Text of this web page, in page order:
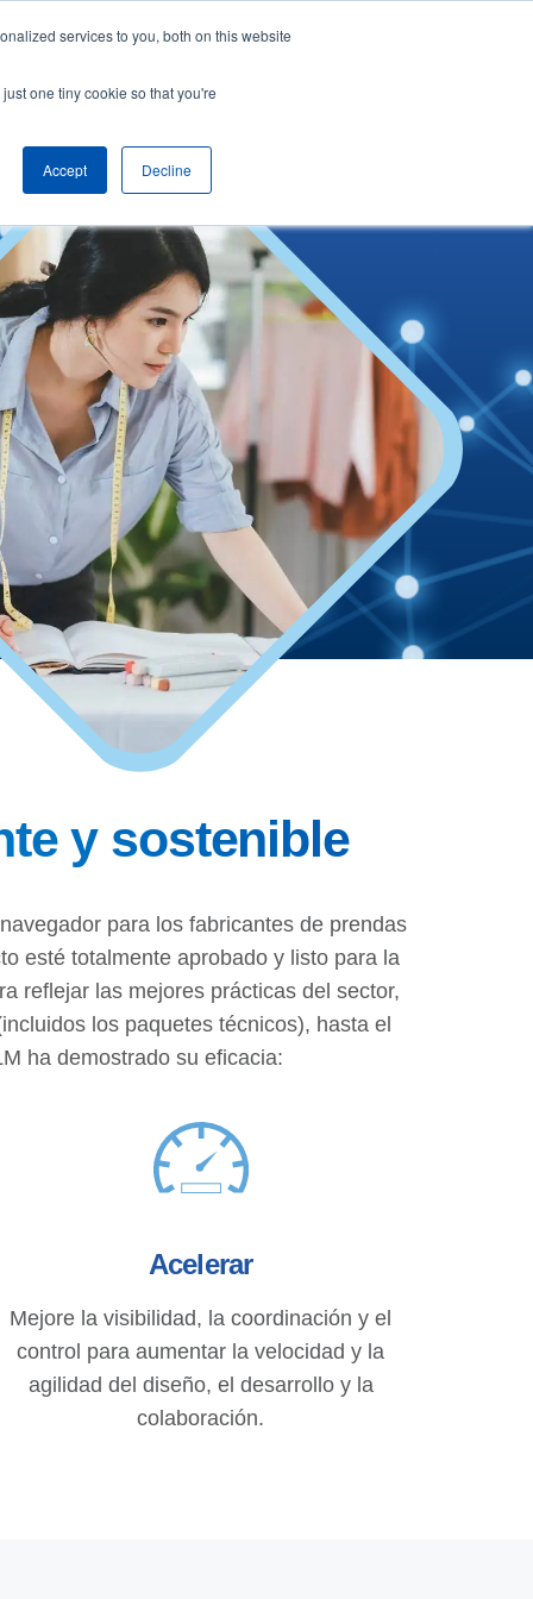
services to you, both on this website
one tiny cookie so that you're
Accept Decline
con
y sostenible
para los fabricantes de prendas
esté totalmente aprobado y listo para la
reflejar las mejores prácticas del sector,
los paquetes técnicos), hasta el
ha demostrado su eficacia:
Acelerar
Mejore la visibilidad, la coordinación y el
control para aumentar la velocidad y la
agilidad del diseño, el desarrollo y la
colaboración.